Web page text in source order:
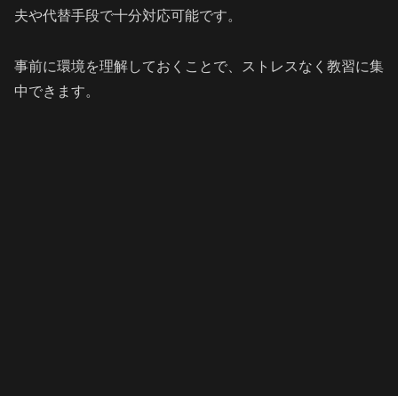
夫や代替手段で十分対応可能です。
事前に環境を理解しておくことで、ストレスなく教習に集
中できます。